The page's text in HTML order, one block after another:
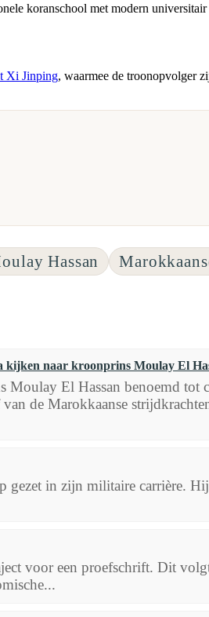
koranschool met modern
Xi Jinping, waarmee de troonopvolger
Hassan
naar kroonprins Moulay El
El Hassan benoemd tot
van de Marokkaanse
gezet in zijn militaire carrière.
voor een proefschrift. Dit